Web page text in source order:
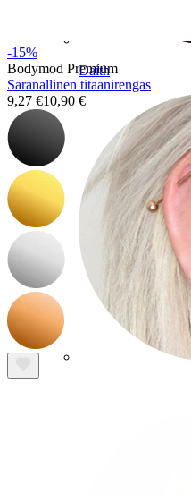
Daith
-15%
Bodymod Premium
Saranallinen titaanirengas
9,27 €10,90 €